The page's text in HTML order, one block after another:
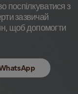
поспілкуватися з
зазвичай
щоб допомогти